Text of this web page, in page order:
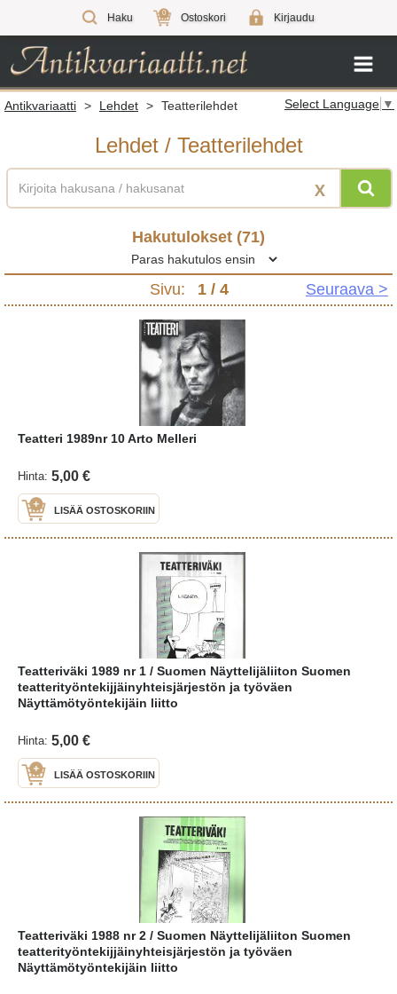
Haku 0 Ostoskori Kirjaudu
Select Language ▼
Antikvariaatti > Lehdet > Teatterilehdet
Lehdet / Teatterilehdet
X
Hakutulokset (71)
Sivu: 1 / 4 Seuraava >
Teatteri 1989nr 10 Arto Melleri
Hinta: 5,00 €
LISÄÄ OSTOSKORIIN
Teatteriväki 1989 nr 1 / Suomen Näyttelijäliiton Suomen
teatterityöntekijjäinyhteisjärjestön ja työväen
Näyttämötyöntekijäin liitto
Hinta: 5,00 €
LISÄÄ OSTOSKORIIN
Teatteriväki 1988 nr 2 / Suomen Näyttelijäliiton Suomen
teatterityöntekijjäinyhteisjärjestön ja työväen
Näyttämötyöntekijäin liitto